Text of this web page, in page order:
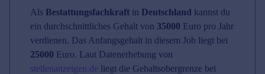
Als Bestattungsfachkraft in Deutschland kannst du
ein durchschnittliches Gehalt von 35000 Euro pro Jahr
verdienen. Das Anfangsgehalt in diesem Job liegt bei
25000 Euro. Laut Datenerhebung von
stellenanzeigen.de liegt die Gehaltsobergrenze bei